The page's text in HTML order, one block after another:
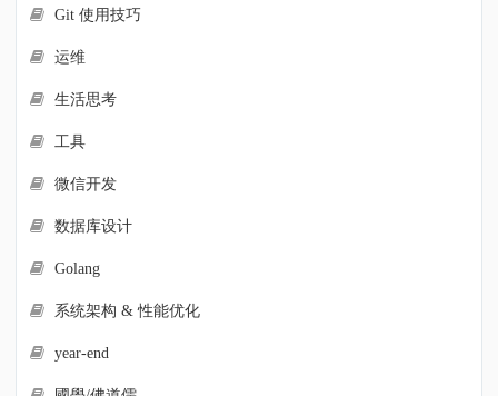
Git 使用技巧
运维
生活思考
工具
微信开发
数据库设计
Golang
系统架构 & 性能优化
year-end